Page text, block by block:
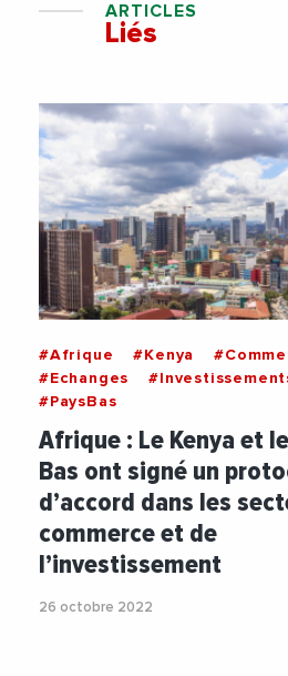
ARTICLES
Liés
#Afrique #Kenya
#Echanges
#PaysBas
Afrique : Le Kenya et
Bas ont signé un
d’accord dans les
commerce et de
l’investissement
26 octobre 2022